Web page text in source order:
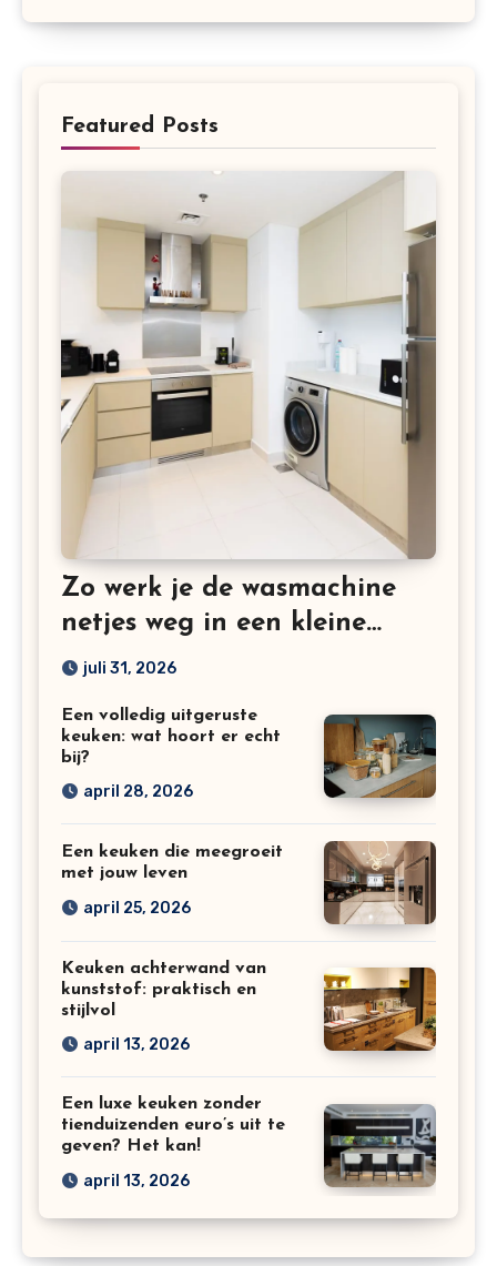
Featured Posts
Zo werk je de wasmachine
netjes weg in een kleine
keuken
juli 31, 2026
Een volledig uitgeruste
keuken: wat hoort er echt
bij?
april 28, 2026
Een keuken die meegroeit
met jouw leven
april 25, 2026
Keuken achterwand van
kunststof: praktisch en
stijlvol
april 13, 2026
Een luxe keuken zonder
tienduizenden euro’s uit te
geven? Het kan!
april 13, 2026